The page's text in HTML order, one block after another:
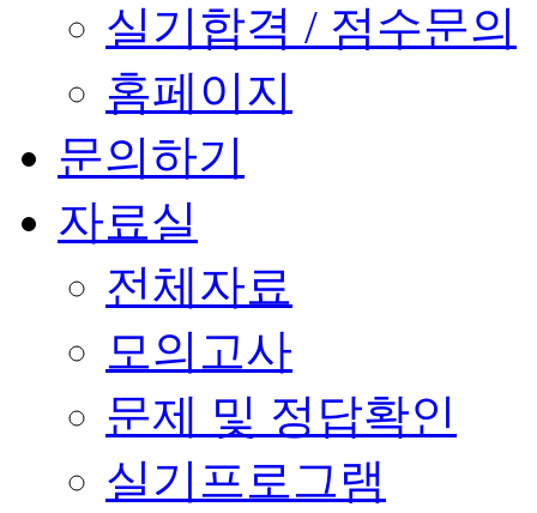
실기합격 / 점수문의
홈페이지
문의하기
자료실
전체자료
모의고사
문제 및 정답확인
실기프로그램